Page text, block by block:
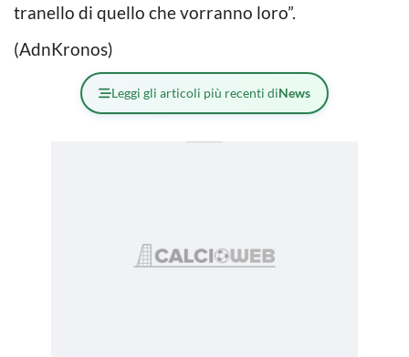
tranello di quello che vorranno loro”.
(AdnKronos)
Leggi gli articoli più recenti diNews